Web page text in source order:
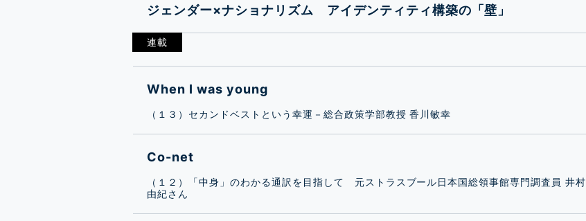
ジェンダー×ナショナリズム アイデンティティ構築の「壁」
連載
When I was young
（１３）セカンドベストという幸運－総合政策学部教授 香川敏幸
Co-net
（１２）「中身」のわかる通訳を目指して 元ストラスブール日本国総領事館専門調査員 井村
由紀さん